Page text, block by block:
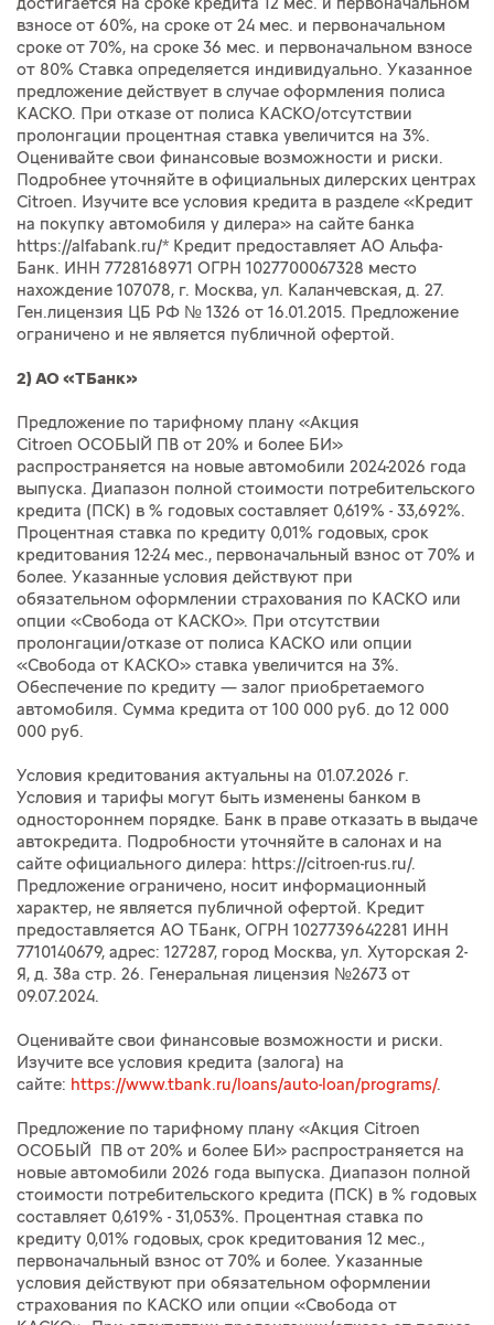
достигается на сроке кредита 12 мес. и первоначальном
взносе от 60%, на сроке от 24 мес. и первоначальном
сроке от 70%, на сроке 36 мес. и первоначальном взносе
от 80% Ставка определяется индивидуально. Указанное
предложение действует в случае оформления полиса
КАСКО. При отказе от полиса КАСКО/отсутствии
пролонгации процентная ставка увеличится на 3%.
Оценивайте свои финансовые возможности и риски.
Подробнее уточняйте в официальных дилерских центрах
Citroen. Изучите все условия кредита в разделе «Кредит
на покупку автомобиля у дилера» на сайте банка
https://alfabank.ru/* Кредит предоставляет АО Альфа-
Банк. ИНН 7728168971 ОГРН 1027700067328 место
нахождение 107078, г. Москва, ул. Каланчевская, д. 27.
Ген.лицензия ЦБ РФ № 1326 от 16.01.2015. Предложение
ограничено и не является публичной офертой.
2) АО «ТБанк»
Предложение по тарифному плану «Акция
Citroen ОСОБЫЙ ПВ от 20% и более БИ»
распространяется на новые автомобили 2024-2026 года
выпуска. Диапазон полной стоимости потребительского
кредита (ПСК) в % годовых составляет 0,619% - 33,692%.
Процентная ставка по кредиту 0,01% годовых, срок
кредитования 12-24 мес., первоначальный взнос от 70% и
более. Указанные условия действуют при
обязательном оформлении страхования по КАСКО или
опции «Свобода от КАСКО». При отсутствии
пролонгации/отказе от полиса КАСКО или опции
«Свобода от КАСКО» ставка увеличится на 3%.
Обеспечение по кредиту — залог приобретаемого
автомобиля. Сумма кредита от 100 000 руб. до 12 000
000 руб.
Условия кредитования актуальны на 01.07.2026 г.
Условия и тарифы могут быть изменены банком в
одностороннем порядке. Банк в праве отказать в выдаче
автокредита. Подробности уточняйте в салонах и на
сайте официального дилера: https://citroen-rus.ru/.
Предложение ограничено, носит информационный
характер, не является публичной офертой. Кредит
предоставляется АО ТБанк, ОГРН 1027739642281 ИНН
7710140679, адрес: 127287, город Москва, ул. Хуторская 2-
Я, д. 38а стр. 26. Генеральная лицензия №2673 от
09.07.2024.
Оценивайте свои финансовые возможности и риски.
Изучите все условия кредита (залога) на
сайте: https://www.tbank.ru/loans/auto-loan/programs/.
Предложение по тарифному плану «Акция Citroen
ОСОБЫЙ ПВ от 20% и более БИ» распространяется на
новые автомобили 2026 года выпуска. Диапазон полной
стоимости потребительского кредита (ПСК) в % годовых
составляет 0,619% - 31,053%. Процентная ставка по
кредиту 0,01% годовых, срок кредитования 12 мес.,
первоначальный взнос от 70% и более. Указанные
условия действуют при обязательном оформлении
страхования по КАСКО или опции «Свобода от